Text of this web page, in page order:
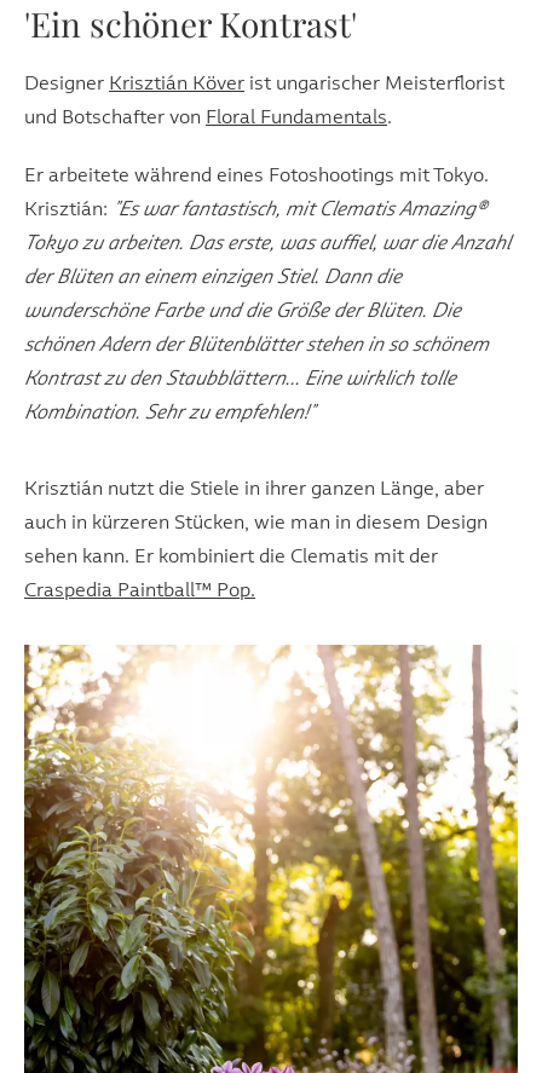
'Ein schöner Kontrast'
Designer Krisztián Köver ist ungarischer Meisterflorist
und Botschafter von Floral Fundamentals.
Er arbeitete während eines Fotoshootings mit Tokyo.
Krisztián: "Es war fantastisch, mit Clematis Amazing®
Tokyo zu arbeiten. Das erste, was auffiel, war die Anzahl
der Blüten an einem einzigen Stiel. Dann die
wunderschöne Farbe und die Größe der Blüten. Die
schönen Adern der Blütenblätter stehen in so schönem
Kontrast zu den Staubblättern... Eine wirklich tolle
Kombination. Sehr zu empfehlen!"
Krisztián nutzt die Stiele in ihrer ganzen Länge, aber
auch in kürzeren Stücken, wie man in diesem Design
sehen kann. Er kombiniert die Clematis mit der
Craspedia Paintball™ Pop.